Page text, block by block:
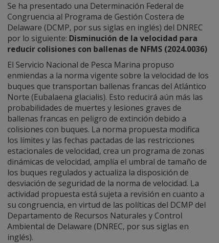
Se ha presentado una Determinación Federal de
Congruencia al Programa de Gestión Costera de
Delaware (DCMP, por sus siglas en inglés) del DNREC
por lo siguiente: Disminución de la velocidad para
reducir colisiones con ballenas de NFMS (2024.0036)
El Servicio Nacional de Pesca Marina propuso
enmiendas a la norma vigente sobre la velocidad de los
buques que transportan ballenas francas del Atlántico
Norte (Eubalaena glacialis). Esto reducirá aún más las
probabilidades de muertes y lesiones graves de
ballenas francas en peligro de extinción debido a
colisiones con buques. La norma propuesta modifica
los límites y las fechas pactadas de las restricciones
estacionales de velocidad, crea un programa de zonas
dinámicas de velocidad, amplía el umbral de tamaño de
los buques regulados y actualiza la disposición de
desviación de seguridad de la norma de velocidad. La
actividad propuesta está sujeta a revisión en cuanto a
su congruencia, en virtud de las políticas del DCMP del
Departamento de Recursos Naturales y Control
Ambiental de Delaware (DNREC, por sus siglas en
inglés).